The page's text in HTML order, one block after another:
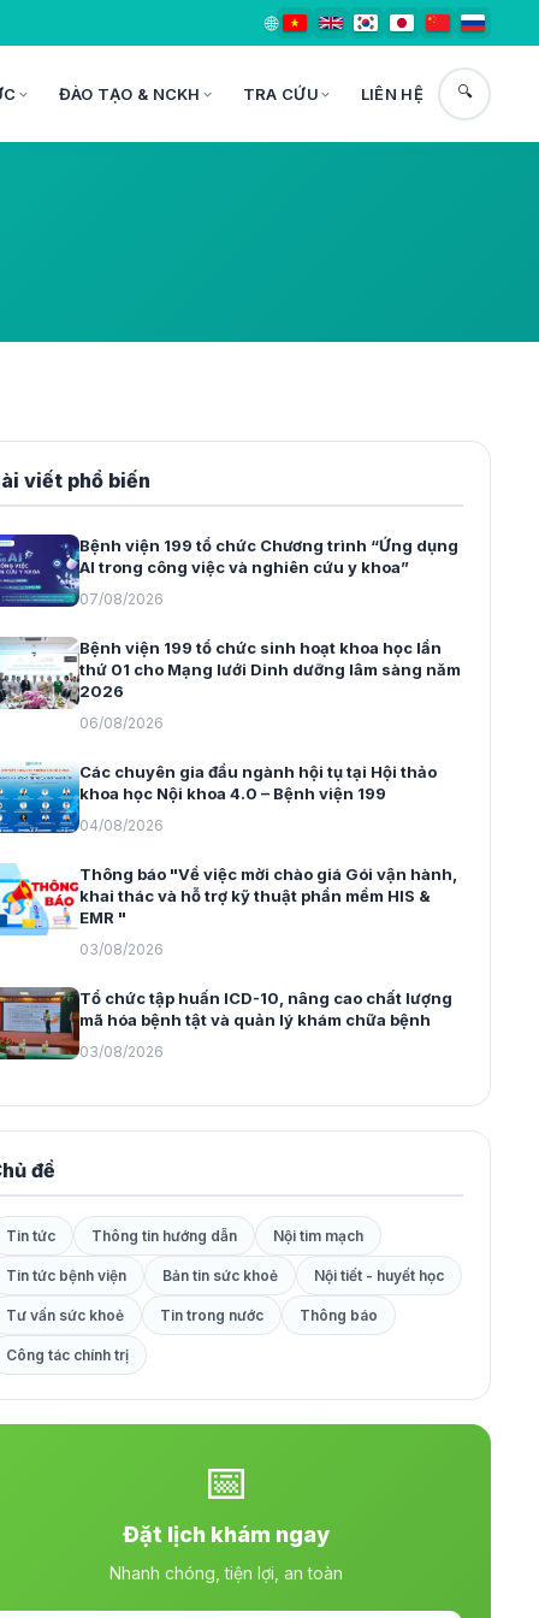
🌐
ĐÀO TẠO & NCKH TRA CỨU LIÊN HỆ 🔍
viết phổ biến
Bệnh viện 199 tổ chức Chương trình “Ứng dụng
AI trong công việc và nghiên cứu y khoa”
07/08/2026
Bệnh viện 199 tổ chức sinh hoạt khoa học lần
thứ 01 cho Mạng lưới Dinh dưỡng lâm sàng năm
2026
06/08/2026
Các chuyên gia đầu ngành hội tụ tại Hội thảo
khoa học Nội khoa 4.0 – Bệnh viện 199
04/08/2026
Thông báo "Về việc mời chào giá Gói vận hành,
khai thác và hỗ trợ kỹ thuật phần mềm HIS &
EMR "
03/08/2026
Tổ chức tập huấn ICD-10, nâng cao chất lượng
mã hóa bệnh tật và quản lý khám chữa bệnh
03/08/2026
đề
Tin tức Thông tin hướng dẫn Nội tim mạch
Tin tức bệnh viện Bản tin sức khoẻ Nội tiết - huyết học
Tư vấn sức khoẻ Tin trong nước Thông báo
Công tác chính trị
📅
Đặt lịch khám ngay
Nhanh chóng, tiện lợi, an toàn